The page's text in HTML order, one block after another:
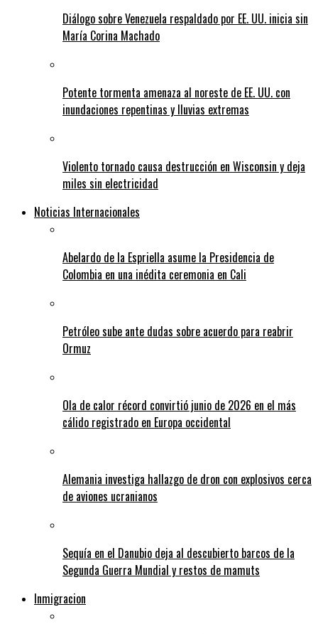
Diálogo sobre Venezuela respaldado por EE. UU. inicia sin
María Corina Machado
Potente tormenta amenaza al noreste de EE. UU. con
inundaciones repentinas y lluvias extremas
Violento tornado causa destrucción en Wisconsin y deja
miles sin electricidad
Noticias Internacionales
Abelardo de la Espriella asume la Presidencia de
Colombia en una inédita ceremonia en Cali
Petróleo sube ante dudas sobre acuerdo para reabrir
Ormuz
Ola de calor récord convirtió junio de 2026 en el más
cálido registrado en Europa occidental
Alemania investiga hallazgo de dron con explosivos cerca
de aviones ucranianos
Sequía en el Danubio deja al descubierto barcos de la
Segunda Guerra Mundial y restos de mamuts
Inmigracion